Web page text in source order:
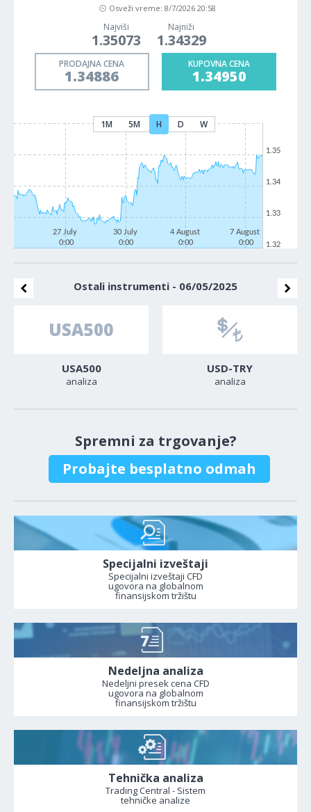
Osveži vreme: 8/7/2026 20:58
Najviši
1.35073
Najniži
1.34329
PRODAJNA CENA
1.34886
KUPOVNA CENA
1.34950
1M 5M H D W
27 July
0:00
30 July
0:00
4 August
0:00
7 August
0:00
1.32
1.33
1.34
1.35
Ostali instrumenti - 06/05/2025
USA500
analiza
USD-TRY
analiza
Spremni za trgovanje?
Probajte besplatno odmah
Specijalni izveštaji
Specijalni izveštaji CFD
ugovora na globalnom
finansijskom tržištu
Nedeljna analiza
Nedeljni presek cena CFD
ugovora na globalnom
finansijskom tržištu
Tehnička analiza
Trading Central - Sistem
tehničke analize